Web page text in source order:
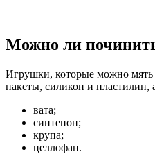
Можно ли
Игрушки, которые можно мять
пакеты, силикон и пластилин,
вата;
синтепон;
крупа;
целлофан.